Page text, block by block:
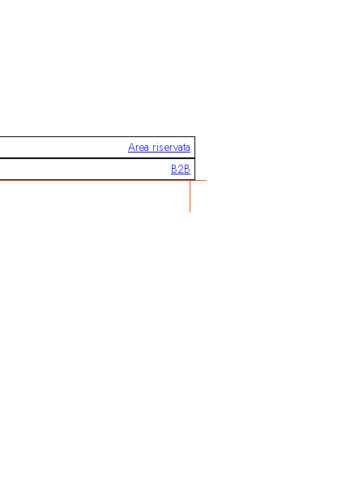
Area riservata
B2B